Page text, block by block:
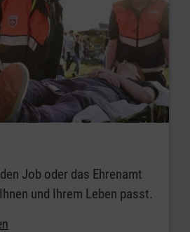
Job oder das Ehrenamt
und Ihrem Leben passt.